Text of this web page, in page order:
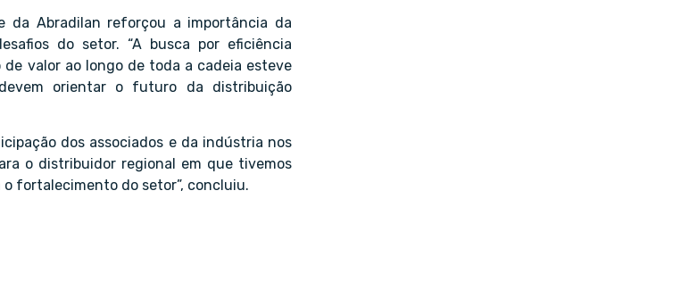
da Abradilan reforçou a importância da
do setor. “A busca por eficiência
valor ao longo de toda a cadeia esteve
orientar o futuro da distribuição
dos associados e da indústria nos
o distribuidor regional em que tivemos
fortalecimento do setor”, concluiu.